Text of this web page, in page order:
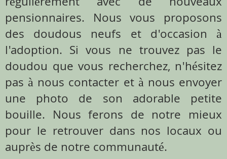
pensionnaires. Nous vous proposons
des doudous neufs et d'occasion à
l'adoption. Si vous ne trouvez pas le
doudou que vous recherchez, n'hésitez
pas à nous contacter et à nous envoyer
une photo de son adorable petite
bouille. Nous ferons de notre mieux
pour le retrouver dans nos locaux ou
auprès de notre communauté.